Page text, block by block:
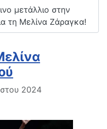
μετάλλιο στην
τη Μελίνα Ζάραγκα!
2024